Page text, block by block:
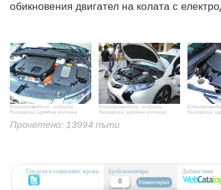
обикновения двигател на колата с
Електромобили, хибриди,
българска зарядна колонка
Електромобили, хибриди,
българска зарядна колонка
българска
Прочетено: 13994 пъти
Сподели в социалните мрежи
Брой коментари
0
Добави линк